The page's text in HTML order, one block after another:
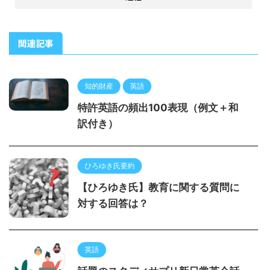
関連記事
知的財産 英語
特許英語の頻出100表現（例文＋和
訳付き）
ひろゆき氏要約
【ひろゆき氏】教育に関する質問に
対する回答は？
英語